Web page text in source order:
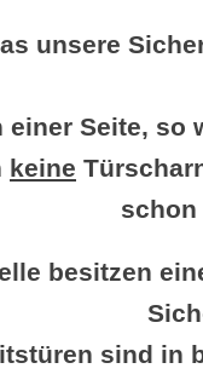
unsere
Seite, so
keine
schon
besitzen
sind in